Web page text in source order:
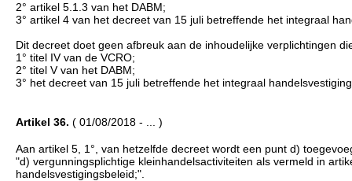
2° artikel 5.1.3 van het DABM;
3° artikel 4 van het decreet van 15 juli betreffende het integraal
Dit decreet doet geen afbreuk aan de inhoudelijke verplichtingen
1° titel IV van de VCRO;
2° titel V van het DABM;
3° het decreet van 15 juli betreffende het integraal
Artikel 36. ( 01/08/2018 - ... )
Aan artikel 5, 1°, van hetzelfde decreet wordt een punt d)
"d) vergunningsplichtige kleinhandelsactiviteiten als vermeld in
handelsvestigingsbeleid;".